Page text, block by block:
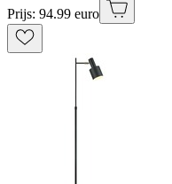
Prijs: 94.99 euro